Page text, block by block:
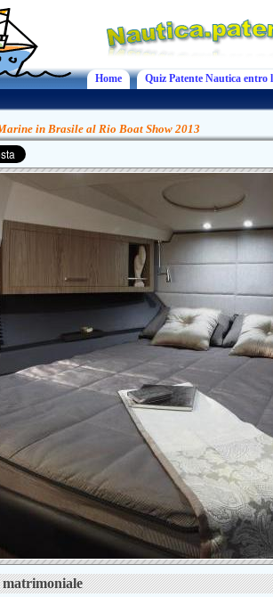
Home Quiz Patente Nautica entro
in Brasile al Rio Boat Show 2013
matrimoniale